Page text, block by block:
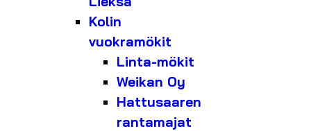
Kolin
vuokramökit
Linta-mökit
Weikan Oy
Hattusaaren
rantamajat